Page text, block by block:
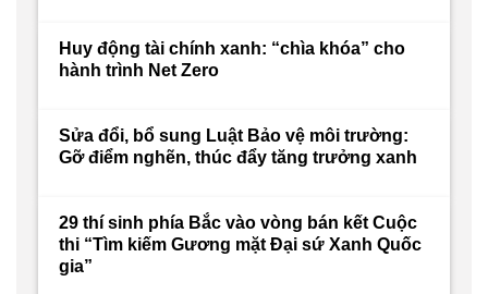
Huy động tài chính xanh: “chìa khóa” cho
hành trình Net Zero
Sửa đổi, bổ sung Luật Bảo vệ môi trường:
Gỡ điểm nghẽn, thúc đẩy tăng trưởng xanh
29 thí sinh phía Bắc vào vòng bán kết Cuộc
thi “Tìm kiếm Gương mặt Đại sứ Xanh Quốc
gia”